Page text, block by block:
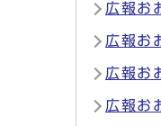
広報お
広報お
広報お
広報お